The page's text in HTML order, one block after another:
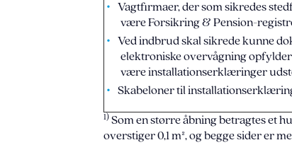
Vagtfirmaer, der som sikredes
være Forsikring & Pension-
Ved indbrud skal sikrede kunne
elektroniske overvågning
være installationserklæringer
Skabeloner til
1)Som en større åbning betragtes et
overstiger 0,1 m², og begge sider er